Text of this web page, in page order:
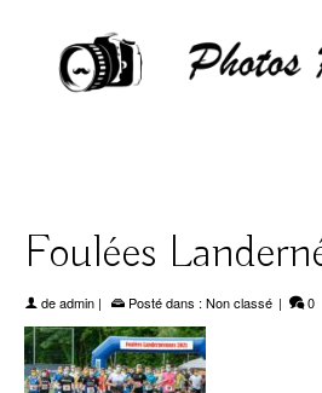
Foulées
deadmin | Posté dans : Non classé | 0